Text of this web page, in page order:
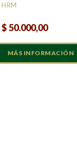
HRM
$ 50.000,00
MÁS INFORMACIÓN